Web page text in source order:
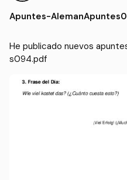
Apuntes-
He publicado nuevos
s094.pdf